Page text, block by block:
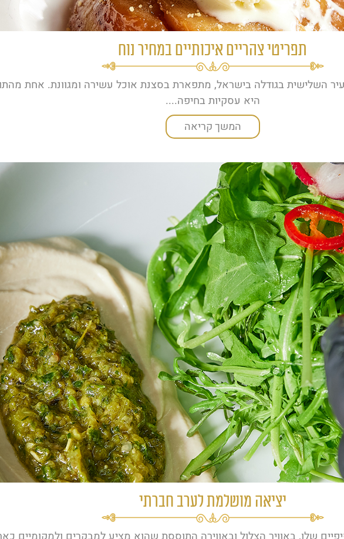
תפריטי צהריים איכותיים במחיר נוח
השלישית בגודלה בישראל, מתפארת בסצנת אוכל עשירה ומגוונת. אחת
היא עסקיות בחיפה....
המשך קריאה
יציאה מושלמת לערב חברתי